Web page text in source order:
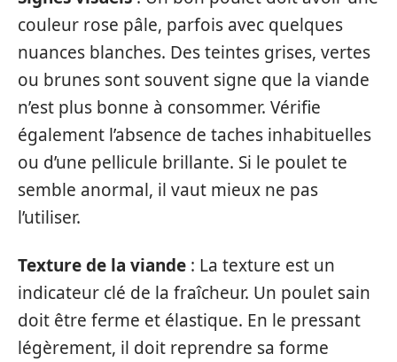
couleur rose pâle, parfois avec quelques
nuances blanches. Des teintes grises, vertes
ou brunes sont souvent signe que la viande
n’est plus bonne à consommer. Vérifie
également l’absence de taches inhabituelles
ou d’une pellicule brillante. Si le poulet te
semble anormal, il vaut mieux ne pas
l’utiliser.
Texture de la viande : La texture est un
indicateur clé de la fraîcheur. Un poulet sain
doit être ferme et élastique. En le pressant
légèrement, il doit reprendre sa forme